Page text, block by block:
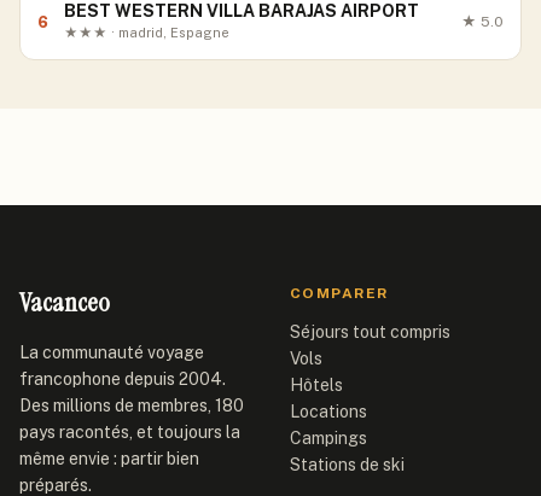
6
BEST WESTERN VILLA BARAJAS AIRPORT
★★★ · madrid, Espagne
★ 5.0
Vacanceo
La communauté voyage
francophone depuis 2004.
Des millions de membres, 180
pays racontés, et toujours la
même envie : partir bien
préparés.
COMPARER
Séjours tout compris
Vols
Hôtels
Locations
Campings
Stations de ski